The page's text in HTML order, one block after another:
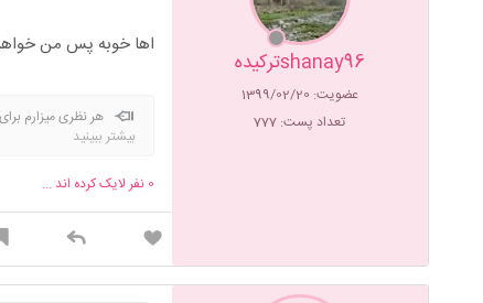
shanay96ترکیده
عضویت: 1399/02/20
تعداد پست: 777
اها خوبه پس من خواهرم ۵ هفته داده بود صد درصدی بود جوابش تو هم اعتماد کن برا
هر نظری میزارم
بیشتر ببینید
0 نفر لایک کرده اند ...